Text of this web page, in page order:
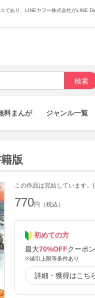
あり、LINEヤフー株式会社がLINE
料まんが ジャンル一覧
版
この作品は完結しています。
770円（税込）
初めての方
最大70%OFFクーポン
※値引上限等条件あり
詳細・獲得はこち